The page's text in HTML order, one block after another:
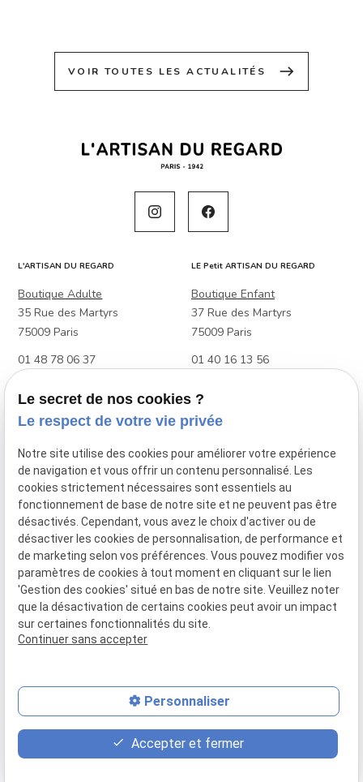
VOIR TOUTES LES ACTUALITÉS east
L'ARTISAN DU REGARD
Boutique Adulte
35 Rue des Martyrs
75009 Paris
01 48 78 06 37
Boutique Adulte & Enfant
88 Rue Raymond Losserand
75014 Paris
01 45 39 27 48
LE Petit ARTISAN DU REGARD
Boutique Enfant
37 Rue des Martyrs
75009 Paris
01 40 16 13 56
VOTRE OPTICIEN
Lunettes de vue
Lunettes de soleil
LIENS UTILES
Plan du site
Mentions légales
Politique de confidentialité
star
Nos créateurs
contact_page
Contact
place
Le secret de nos cookies ?
Le respect de votre vie privée
Notre site utilise des cookies pour améliorer votre expérience
de navigation et vous offrir un contenu personnalisé. Les
cookies strictement nécessaires sont essentiels au
fonctionnement de base de notre site et ne peuvent pas être
désactivés. Cependant, vous avez le choix d'activer ou de
désactiver les cookies de personnalisation, de performance et
de marketing selon vos préférences. Vous pouvez modifier vos
paramètres de cookies à tout moment en cliquant sur le lien
'Gestion des cookies' situé en bas de notre site. Veuillez noter
que la désactivation de certains cookies peut avoir un impact
sur certaines fonctionnalités du site.
Continuer sans accepter
Personnaliser
Accepter et fermer